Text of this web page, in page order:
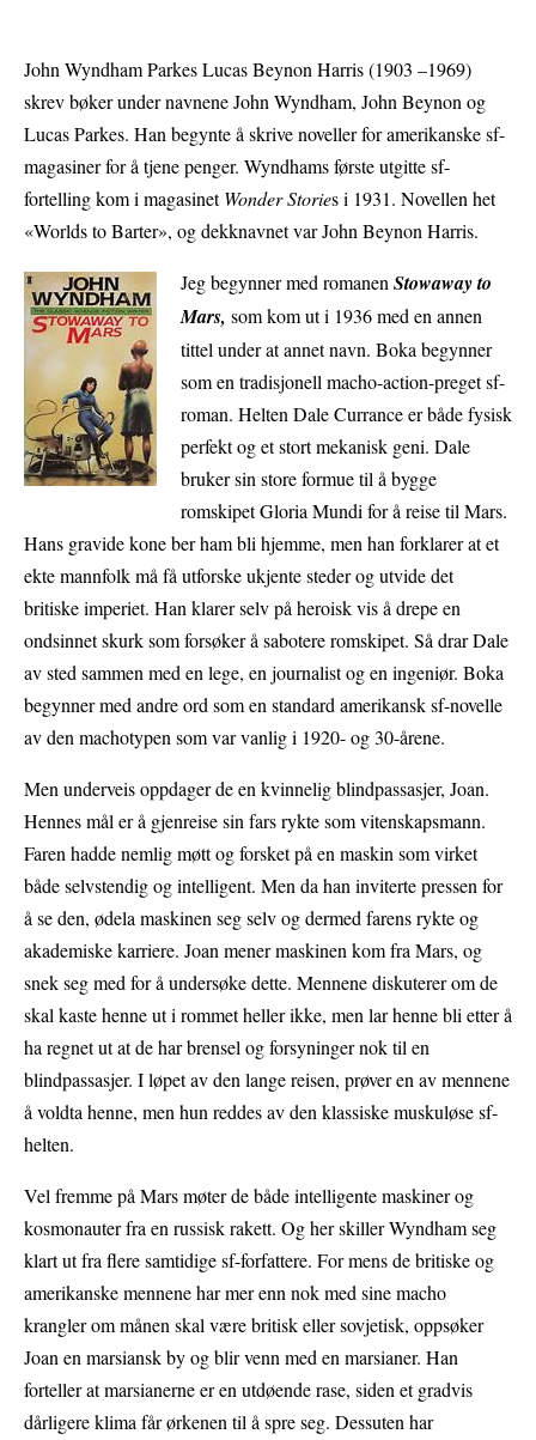
John Wyndham Parkes Lucas Beynon Harris (1903 –1969)
skrev bøker under navnene John Wyndham, John Beynon og
Lucas Parkes. Han begynte å skrive noveller for amerikanske sf-
magasiner for å tjene penger. Wyndhams første utgitte sf-
fortelling kom i magasinetWonder Stories i 1931. Novellen het
«Worlds to Barter», og dekknavnet var John Beynon Harris.
Jeg begynner med romanenStowaway to
Mars, som kom ut i 1936 med en annen
tittel under at annet navn. Boka begynner
som en tradisjonell macho-action-preget sf-
roman. Helten Dale Currance er både fysisk
perfekt og et stort mekanisk geni. Dale
bruker sin store formue til å bygge
romskipet Gloria Mundi for å reise til Mars.
Hans gravide kone ber ham bli hjemme, men han forklarer at et
ekte mannfolk må få utforske ukjente steder og utvide det
britiske imperiet. Han klarer selv på heroisk vis å drepe en
ondsinnet skurk som forsøker å sabotere romskipet. Så drar Dale
av sted sammen med en lege, en journalist og en ingeniør. Boka
begynner med andre ord som en standard amerikansk sf-novelle
av den machotypen som var vanlig i 1920- og 30-årene.
Men underveis oppdager de en kvinnelig blindpassasjer, Joan.
Hennes mål er å gjenreise sin fars rykte som vitenskapsmann.
Faren hadde nemlig møtt og forsket på en maskin som virket
både selvstendig og intelligent. Men da han inviterte pressen for
å se den, ødela maskinen seg selv og dermed farens rykte og
akademiske karriere. Joan mener maskinen kom fra Mars, og
snek seg med for å undersøke dette. Mennene diskuterer om de
skal kaste henne ut i rommet heller ikke, men lar henne bli etter å
ha regnet ut at de har brensel og forsyninger nok til en
blindpassasjer. I løpet av den lange reisen, prøver en av mennene
å voldta henne, men hun reddes av den klassiske muskuløse sf-
helten.
Vel fremme på Mars møter de både intelligente maskiner og
kosmonauter fra en russisk rakett. Og her skiller Wyndham seg
klart ut fra flere samtidige sf-forfattere. For mens de britiske og
amerikanske mennene har mer enn nok med sine macho
krangler om månen skal være britisk eller sovjetisk, oppsøker
Joan en marsiansk by og blir venn med en marsianer. Han
forteller at marsianerne er en utdøende rase, siden et gradvis
dårligere klima får ørkenen til å spre seg. Dessuten har